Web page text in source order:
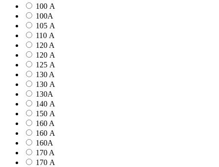
100 А
100А
105 А
110 А
120 A
120 А
125 А
130 A
130 А
130А
140 А
150 А
160 A
160 А
160А
170 A
170 А